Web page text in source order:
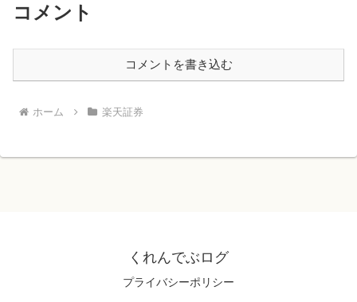
コメント
コメントを書き込む
ホーム 楽天証券
くれんでぶログ
プライバシーポリシー